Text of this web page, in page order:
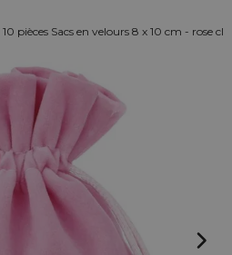
10 pièces Sacs en velours 8 x 10 cm - rose